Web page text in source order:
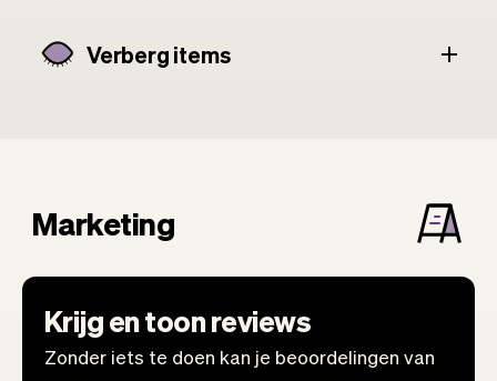
Verberg items
Marketing
Krijg en toon reviews
Zonder iets te doen kan je beoordelingen van